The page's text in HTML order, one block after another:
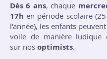
Dès 6 ans, chaque
17h en période scolaire
l'année), les enfants
voile de manière ludique
sur nos optimists.